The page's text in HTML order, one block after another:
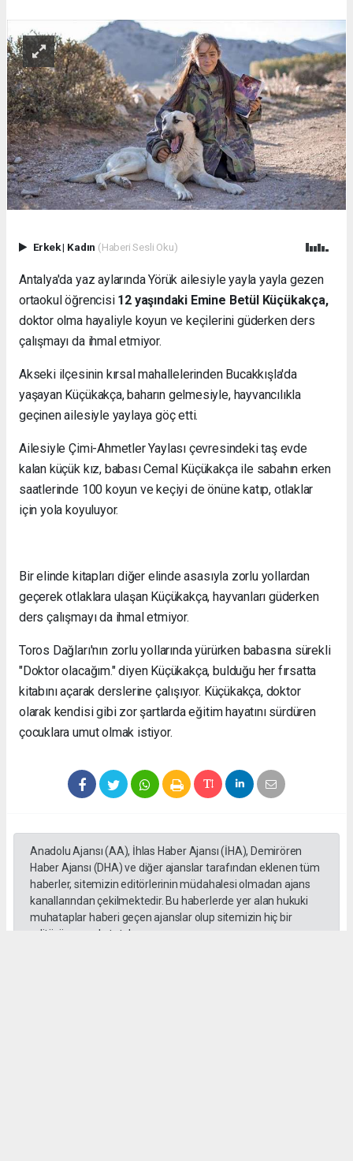
Erkek| Kadın (Haberi Sesli Oku)
Antalya'da yaz aylarında Yörük ailesiyle yayla yayla gezen
ortaokul öğrencisi 12 yaşındaki Emine Betül Küçükakça,
doktor olma hayaliyle koyun ve keçilerini güderken ders
çalışmayı da ihmal etmiyor.
Akseki ilçesinin kırsal mahallelerinden Bucakkışla'da
yaşayan Küçükakça, baharın gelmesiyle, hayvancılıkla
geçinen ailesiyle yaylaya göç etti.
Ailesiyle Çimi-Ahmetler Yaylası çevresindeki taş evde
kalan küçük kız, babası Cemal Küçükakça ile sabahın erken
saatlerinde 100 koyun ve keçiyi de önüne katıp, otlaklar
için yola koyuluyor.
Bir elinde kitapları diğer elinde asasıyla zorlu yollardan
geçerek otlaklara ulaşan Küçükakça, hayvanları güderken
ders çalışmayı da ihmal etmiyor.
Toros Dağları'nın zorlu yollarında yürürken babasına sürekli
"Doktor olacağım." diyen Küçükakça, bulduğu her fırsatta
kitabını açarak derslerine çalışıyor. Küçükakça, doktor
olarak kendisi gibi zor şartlarda eğitim hayatını sürdüren
çocuklara umut olmak istiyor.
Anadolu Ajansı (AA), İhlas Haber Ajansı (İHA), Demirören
Haber Ajansı (DHA) ve diğer ajanslar tarafından eklenen tüm
haberler, sitemizin editörlerinin müdahalesi olmadan ajans
kanallarından çekilmektedir. Bu haberlerde yer alan hukuki
muhataplar haberi geçen ajanslar olup sitemizin hiç bir
editörü sorumlu tutulamaz...